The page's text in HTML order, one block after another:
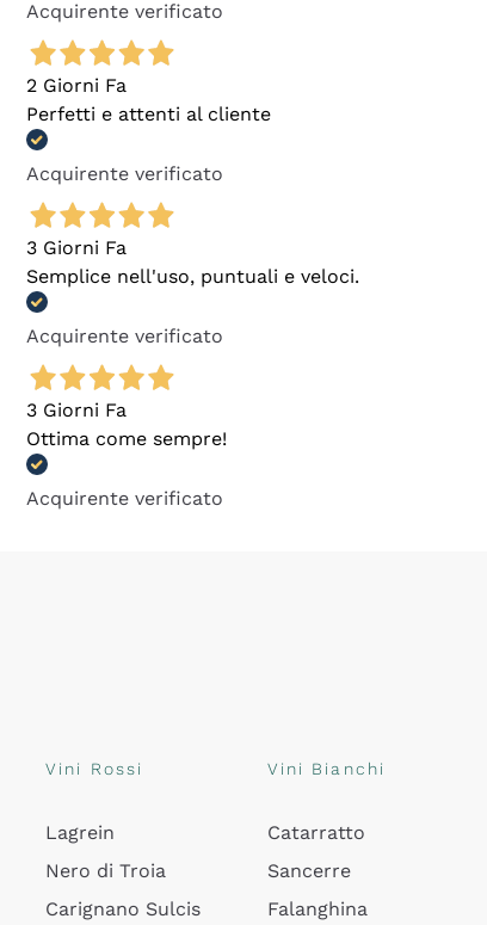
Acquirente verificato
2 Giorni Fa
Perfetti e attenti al cliente
Acquirente verificato
3 Giorni Fa
Semplice nell'uso, puntuali e veloci.
Acquirente verificato
3 Giorni Fa
Ottima come sempre!
Acquirente verificato
Vini Rossi
Lagrein
Nero di Troia
Carignano Sulcis
Vini Bianchi
Catarratto
Sancerre
Falanghina